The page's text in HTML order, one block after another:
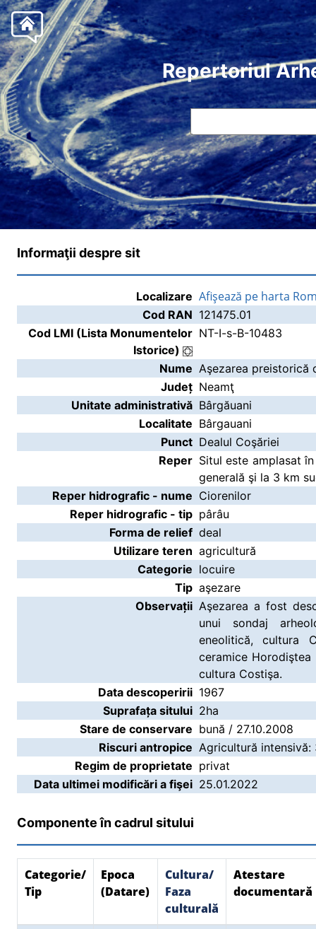
Repertoriul
Informaţii despre sit
Localizare Afişează pe harta
Cod RAN 121475.01
Cod LMI (Lista Monumentelor
Istorice)
NT-I-s-B-10483
Nume Aşezarea preistorică
Județ Neamţ
Unitate administrativă Bârgăuani
Localitate Bârgauani
Punct Dealul Coşăriei
Reper Situl este amplasat
generală şi la 3 km
Reper hidrografic - nume Ciorenilor
Reper hidrografic - tip pârâu
Forma de relief deal
Utilizare teren agricultură
Categorie locuire
Tip aşezare
Observații Aşezarea a fost
unui sondaj
eneolitică, cultura
ceramice
cultura Costişa.
Data descoperirii 1967
Suprafața sitului 2ha
Stare de conservare bună / 27.10.2008
Riscuri antropice Agricultură intensivă:
Regim de proprietate privat
Data ultimei modificări a fişei 25.01.2022
Componente în cadrul sitului
Categorie/
Tip
Epoca
(Datare)
Cultura/
Faza
culturală
Atestare
documentară